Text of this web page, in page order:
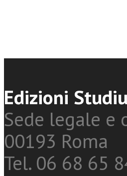
Edizioni
Sede legale e
00193 Roma
Tel. 06 68 65